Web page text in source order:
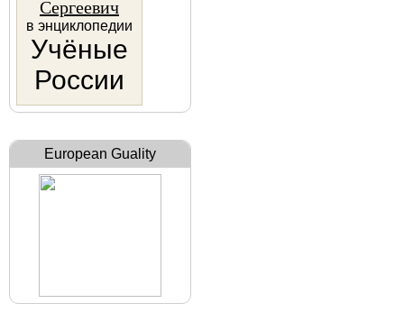
Сергеевич
в энциклопедии
Учёные
России
European Guality